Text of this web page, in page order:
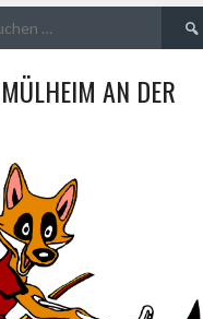
Suche
nach:
AN DER